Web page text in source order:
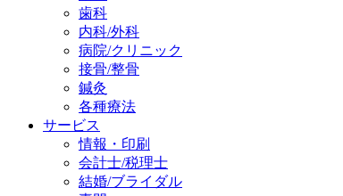
歯科
内科/外科
病院/クリニック
接骨/整骨
鍼灸
各種療法
サービス
情報・印刷
会計士/税理士
結婚/ブライダル